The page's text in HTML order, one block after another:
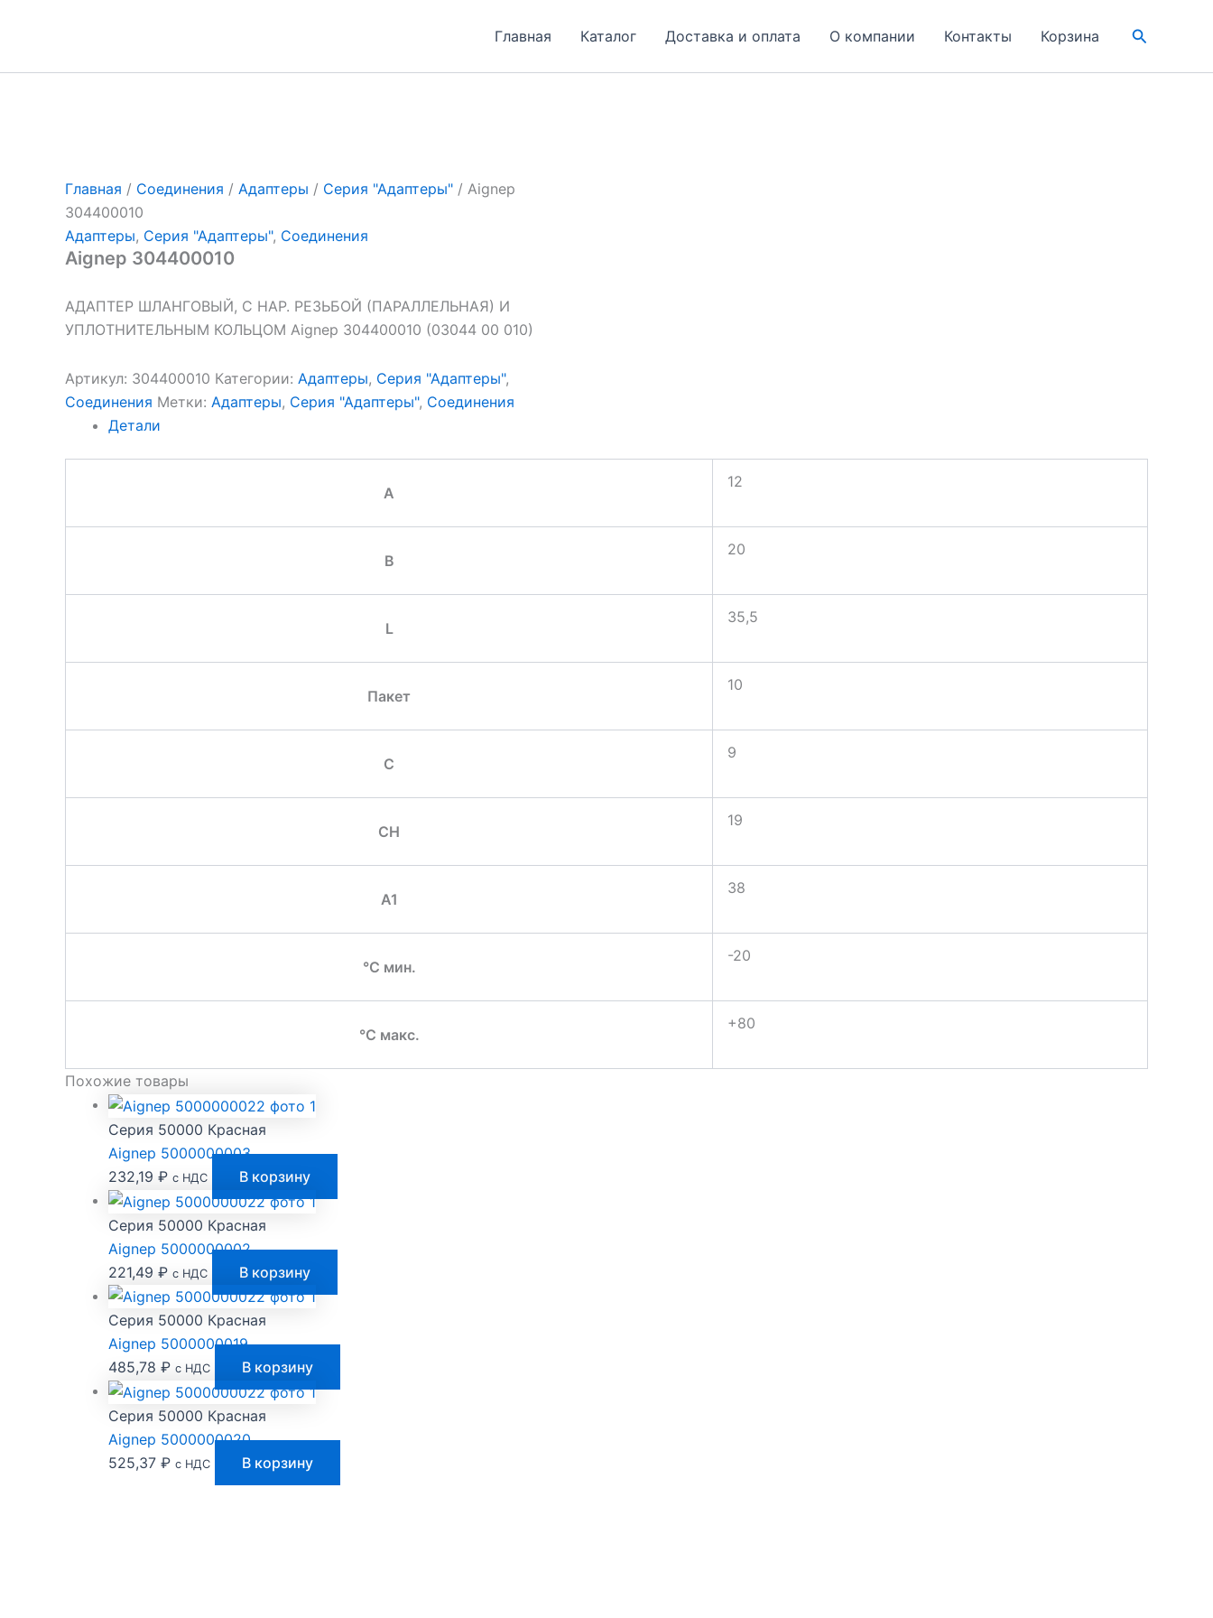
Главная Каталог Доставка и оплата О компании Контакты Корзина Поиск
Главная / Соединения / Адаптеры / Серия "Адаптеры" / Aignep
304400010
Адаптеры, Серия "Адаптеры", Соединения
Aignep 304400010
АДАПТЕР ШЛАНГОВЫЙ, С НАР. РЕЗЬБОЙ (ПАРАЛЛЕЛЬНАЯ) И
УПЛОТНИТЕЛЬНЫМ КОЛЬЦОМ Aignep 304400010 (03044 00 010)
Артикул: 304400010 Категории: Адаптеры, Серия "Адаптеры",
Соединения Метки: Адаптеры, Серия "Адаптеры", Соединения
Детали
A
12
B
20
L
35,5
Пакет
10
C
9
CH
19
A1
38
°C мин.
-20
°C макс.
+80
Похожие товары
Серия 50000 Красная
Aignep 5000000003
232,19 ₽ с НДС В корзину
Серия 50000 Красная
Aignep 5000000002
221,49 ₽ с НДС В корзину
Серия 50000 Красная
Aignep 5000000019
485,78 ₽ с НДС В корзину
Серия 50000 Красная
Aignep 5000000020
525,37 ₽ с НДС В корзину